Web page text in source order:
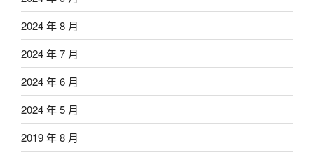
2024 年 8 月
2024 年 7 月
2024 年 6 月
2024 年 5 月
2019 年 8 月